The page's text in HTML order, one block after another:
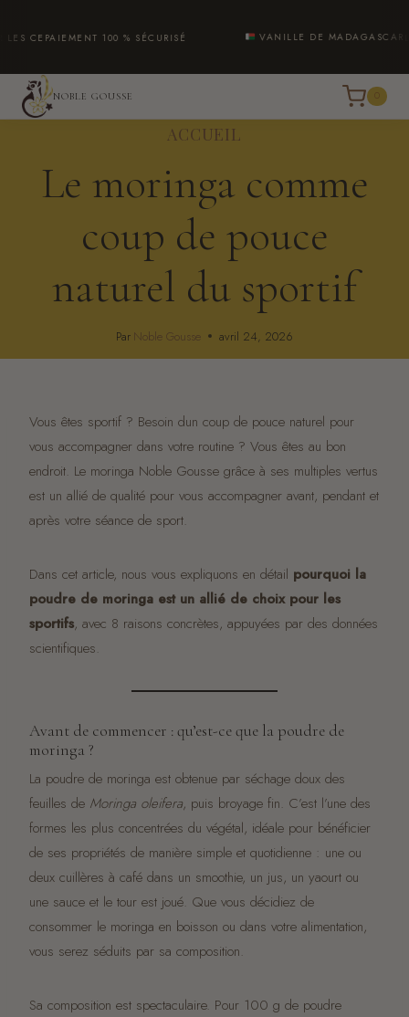
au
100 % SÉCURISÉ VANILLE DE MADAGASCAR
NOBLE GOUSSE
ACCUEIL
Le moringa comme
coup de pouce
naturel du sportif
Par Noble Gousse avril 24, 2026
Vous êtes sportif ? Besoin dun coup de pouce naturel pour
vous accompagner dans votre routine ? Vous êtes au bon
endroit. Le moringa Noble Gousse grâce à ses multiples vertus
est un allié de qualité pour vous accompagner avant, pendant et
après votre séance de sport.
Dans cet article, nous vous expliquons en détail pourquoi la
poudre de moringa est un allié de choix pour les
sportifs, avec 8 raisons concrètes, appuyées par des données
scientifiques.
Avant de commencer : qu’est-ce que la poudre de
moringa ?
La poudre de moringa est obtenue par séchage doux des
feuilles de Moringa oleifera, puis broyage fin. C’est l’une des
formes les plus concentrées du végétal, idéale pour bénéficier
de ses propriétés de manière simple et quotidienne : une ou
deux cuillères à café dans un smoothie, un jus, un yaourt ou
une sauce et le tour est joué. Que vous décidiez de
consommer le moringa en boisson ou dans votre alimentation,
vous serez séduits par sa composition.
Sa composition est spectaculaire. Pour 100 g de poudre